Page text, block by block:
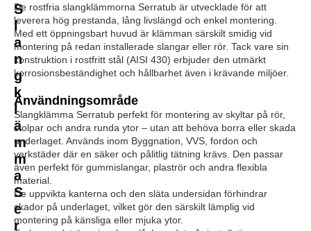
S
l
a
n
g
k
l
ä
m
m
a
S
e
r
De rostfria slangklämmorna Serratub är utvecklade för att
leverera hög prestanda, lång livslängd och enkel montering.
Med ett öppningsbart huvud är klämman särskilt smidig vid
montering på redan installerade slangar eller rör. Tack vare sin
konstruktion i rostfritt stål (AISI 430) erbjuder den utmärkt
korrosionsbeständighet och hållbarhet även i krävande miljöer.
Användningsområde
Slangklämma Serratub perfekt för montering av skyltar på rör,
stolpar och andra runda ytor – utan att behöva borra eller skada
underlaget. Används inom Byggnation, VVS, fordon och
verkstäder där en säker och pålitlig tätning krävs. Den passar
även perfekt för gummislangar, plaströr och andra flexibla
material.
De uppvikta kanterna och den släta undersidan förhindrar
skador på underlaget, vilket gör den särskilt lämplig vid
montering på känsliga eller mjuka ytor.